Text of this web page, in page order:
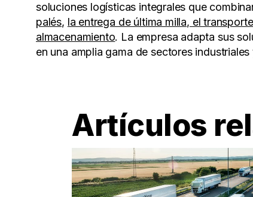
soluciones logísticas integrales que
palés, la entrega de última milla, el
almacenamiento. La empresa adapta sus
en una amplia gama de sectores
Artículos